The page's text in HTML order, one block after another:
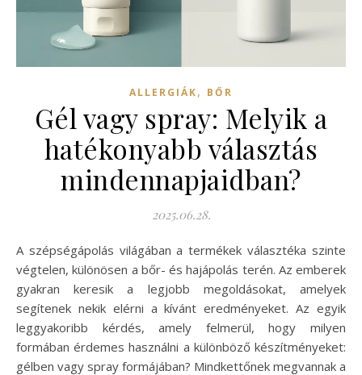
ALLERGIÁK, BŐR
Gél vagy spray: Melyik a
hatékonyabb választás
mindennapjaidban?
2025.06.28.
A szépségápolás világában a termékek választéka szinte
végtelen, különösen a bőr- és hajápolás terén. Az emberek
gyakran keresik a legjobb megoldásokat, amelyek
segítenek nekik elérni a kívánt eredményeket. Az egyik
leggyakoribb kérdés, amely felmerül, hogy milyen
formában érdemes használni a különböző készítményeket:
gélben vagy spray formájában? Mindkettőnek megvannak a